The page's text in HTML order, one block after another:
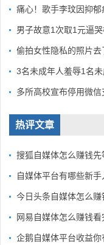
痛心！歌手李玟因抑郁
男子故意1次取1元逼哭
偷拍女性隐私的照片去
3名未成年人羞辱1名
多所高校宣布停用微信
热评文章
搜狐自媒体怎么赚钱
自媒体平台有哪些新
今日头条自媒体怎么
网易自媒体怎么赚钱看
企鹅自媒体平台收益